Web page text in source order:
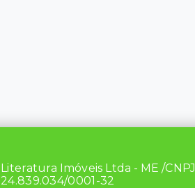
Literatura Imóveis Ltda - ME /CNPJ
24.839.034/0001-32